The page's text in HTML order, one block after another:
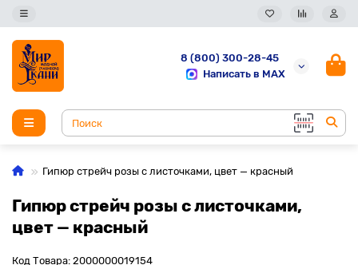
8 (800) 300-28-45
Написать в MAX
Гипюр стрейч розы с листочками, цвет — красный
Гипюр стрейч розы с листочками,
цвет — красный
Код Товара: 2000000019154